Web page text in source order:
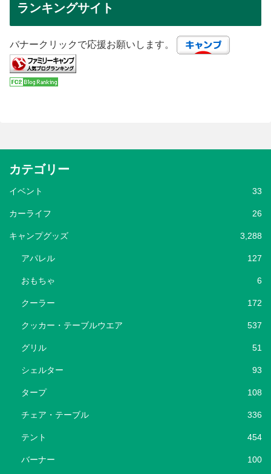
ランキングサイト
バナークリックで応援お願いします。
カテゴリー
イベント 33
カーライフ 26
キャンプグッズ 3,288
アパレル 127
おもちゃ 6
クーラー 172
クッカー・テーブルウエア 537
グリル 51
シェルター 93
タープ 108
チェア・テーブル 336
テント 454
バーナー 100